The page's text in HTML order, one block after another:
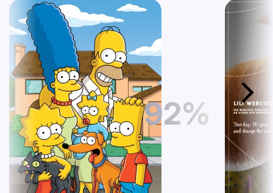
Další
92%